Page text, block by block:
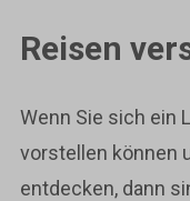
Reisen
Wenn Sie sich ein
vorstellen können
entdecken, dann